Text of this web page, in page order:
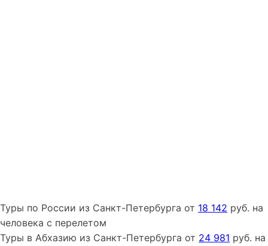
Туры по России из Санкт-Петербурга от 18 142 руб. на
человека с перелетом
Туры в Абхазию из Санкт-Петербурга от 24 981 руб. на